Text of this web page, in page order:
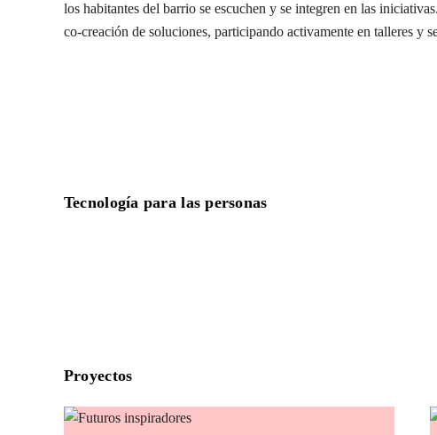
los habitantes del barrio se escuchen y se integren en las
co-creación de soluciones, participando activamente en talleres y
Tecnología para las personas
Proyectos